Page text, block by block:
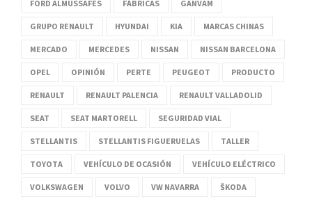
FORD ALMUSSAFES FÁBRICAS GANVAM
GRUPO RENAULT HYUNDAI KIA MARCAS CHINAS
MERCADO MERCEDES NISSAN NISSAN BARCELONA
OPEL OPINIÓN PERTE PEUGEOT PRODUCTO
RENAULT RENAULT PALENCIA RENAULT VALLADOLID
SEAT SEAT MARTORELL SEGURIDAD VIAL
STELLANTIS STELLANTIS FIGUERUELAS TALLER
TOYOTA VEHÍCULO DE OCASIÓN VEHÍCULO ELÉCTRICO
VOLKSWAGEN VOLVO VW NAVARRA ŠKODA